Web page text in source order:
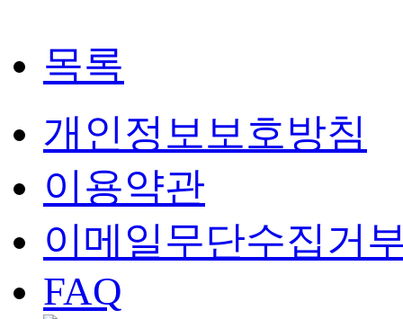
목록
개인정보보호방침
이용약관
이메일무단수집거
FAQ